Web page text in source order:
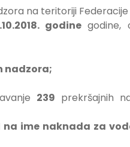
na teritoriji Federacije
.2018. godine godine,
nadzora;
239 prekršajnih
na ime naknada za